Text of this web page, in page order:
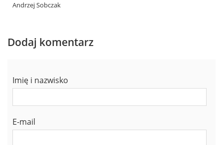
Bogdan
(niezweryfikowany)
Andrzej Sobczak
Dodaj komentarz
Imię i nazwisko
E-mail